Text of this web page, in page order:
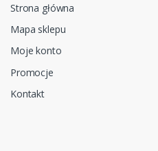
Strona główna
Mapa sklepu
Moje konto
Promocje
Kontakt